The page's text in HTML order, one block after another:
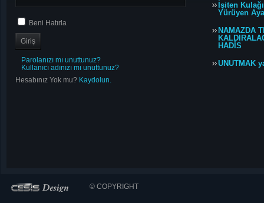
Beni Hatırla
Parolanızı mı unuttunuz?
Kullanıcı adınızı mı unuttunuz?
Hesabınız Yok mu? Kaydolun.
İşiten
Yürüyen
NAMAZDA
HADİS
UNUTMAK
© COPYRIGHT